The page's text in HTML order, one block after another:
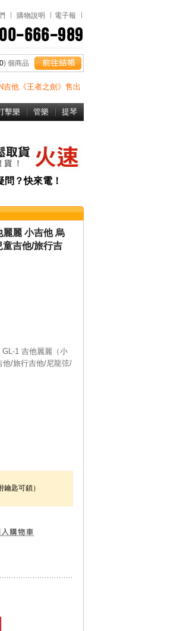
購物說明 電子報
0) 個商品
吉他《王者之劍》售出
擊樂 管樂 提琴
問？快來電！
麗 小吉他 烏
童吉他/旅行吉
1 吉他麗麗（小
他/旅行吉他/尼龍弦/
匙可鎖）